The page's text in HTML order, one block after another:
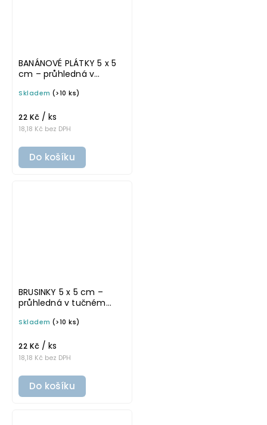
BANÁNOVÉ PLÁTKY 5 x 5
cm – průhledná v
omyvatelná samolepka
Skladem (>10 ks)
18,18 Kč bez DPH
22 Kč / ks
Do košíku
BRUSINKY 5 x 5 cm –
průhledná v tučném
samolepka na
Skladem (>10 ks)
18,18 Kč bez DPH
22 Kč / ks
Do košíku